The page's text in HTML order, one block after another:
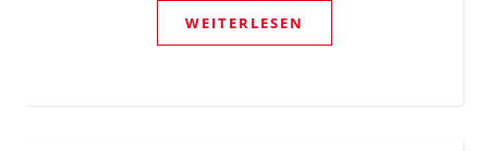
WEITERLESEN